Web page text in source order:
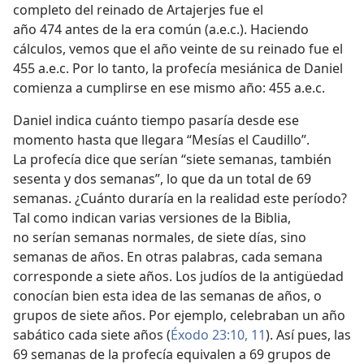
completo del reinado de Artajerjes fue el
año 474 antes de la era común (a.e.c.). Haciendo
cálculos, vemos que el año veinte de su reinado fue el
455 a.e.c. Por lo tanto, la profecía mesiánica de Daniel
comienza a cumplirse en ese mismo año: 455 a.e.c.
Daniel indica cuánto tiempo pasaría desde ese
momento hasta que llegara “Mesías el Caudillo”.
La profecía dice que serían “siete semanas, también
sesenta y dos semanas”, lo que da un total de 69
semanas. ¿Cuánto duraría en la realidad este período?
Tal como indican varias versiones de la Biblia,
no serían semanas normales, de siete días, sino
semanas de años. En otras palabras, cada semana
corresponde a siete años. Los judíos de la antigüedad
conocían bien esta idea de las semanas de años, o
grupos de siete años. Por ejemplo, celebraban un año
sabático cada siete años (Éxodo 23:10, 11). Así pues, las
69 semanas de la profecía equivalen a 69 grupos de